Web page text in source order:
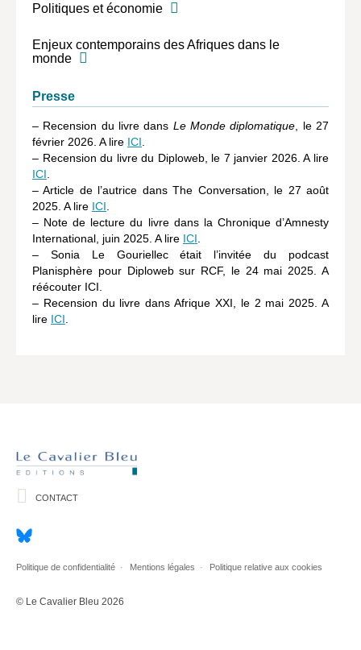
Politiques et économie
Enjeux contemporains des Afriques dans le
monde
Presse
– Recension du livre dans Le Monde diplomatique , le 27
février 2026. A lire ICI
– Recension du livre du Diploweb, le 7 janvier 2026. A lire
ICI
– Article de l’autrice dans The Conversation, le 27 août
2025. A lire ICI
– Note de lecture du livre dans la Chronique d’Amnesty
International, juin 2025. A lire ICI
– Sonia Le Gouriellec était l’invitée du podcast
Planisphère pour Diploweb sur RCF, le 24 mai 2025. A
réécouter ICI.
– Recension du livre dans Afrique XXI, le 2 mai 2025. A
lire ICI
CONTACT
Politique de confidentialité Mentions légales Politique relative aux cookies
© Le Cavalier Bleu 2026